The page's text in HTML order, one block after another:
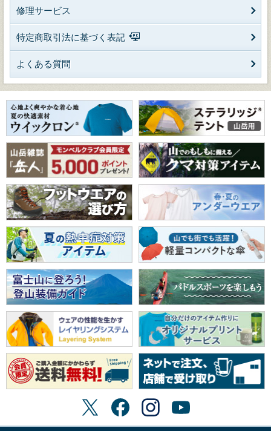
修理サービス
特定商取引法に基づく表記
よくある質問